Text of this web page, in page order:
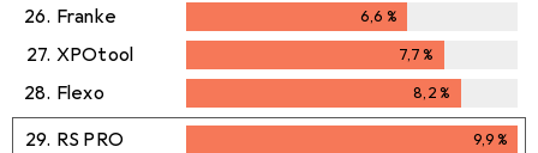
26. Franke 6,6 %
27. XPOtool 7,7%
28. Flexo 8,2%
8,2%
29. RS PRO 9,9%